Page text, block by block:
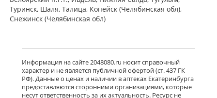
Туринск, Шаля, Талица, Копейск (Челябинская обл),
Снежинск (Челябинская обл)
Информация на сайте 2048080.ru носит справочный
характер и не является публичной офертой (ст. 437 ГК
РФ). Данные о ценах и наличии в аптеках Екатеринбурга
предоставляются сторонними организациями, которые
несут ответственность за их актуальность. Ресурс не